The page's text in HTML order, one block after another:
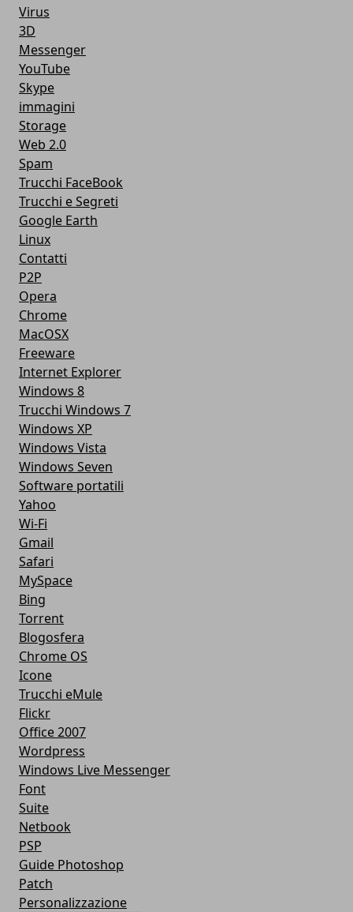
Virus
3D
Messenger
YouTube
Skype
immagini
Storage
Web 2.0
Spam
Trucchi FaceBook
Trucchi e Segreti
Google Earth
Linux
Contatti
P2P
Opera
Chrome
MacOSX
Freeware
Internet Explorer
Windows 8
Trucchi Windows 7
Windows XP
Windows Vista
Windows Seven
Software portatili
Yahoo
Wi-Fi
Gmail
Safari
MySpace
Bing
Torrent
Blogosfera
Chrome OS
Icone
Trucchi eMule
Flickr
Office 2007
Wordpress
Windows Live Messenger
Font
Suite
Netbook
PSP
Guide Photoshop
Patch
Personalizzazione